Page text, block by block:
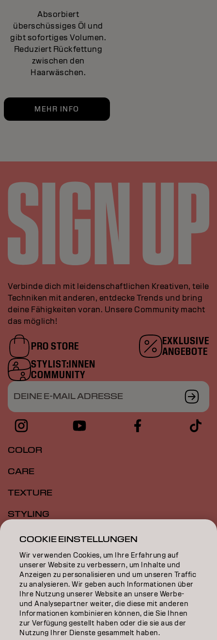
Absorbiert
überschüssiges Öl und
gibt sofortiges Volumen.
Reduziert Rückfettung
zwischen den
Haarwäschen.
MEHR INFO
Verbinde dich mit leidenschaftlichen Kreativen, teile
Techniken mit anderen, entdecke Trends und bring
deine Fähigkeiten voran. Unsere Community macht
das möglich!
PRO STORE
EXKLUSIVE
ANGEBOTE
STYLIST:INNEN
COMMUNITY
DEINE E-MAIL ADRESSE
COLOR
CARE
TEXTURE
STYLING
INSPIRATION
EDUCATION
ÜBER
SALON FINDER
PARTNER WERDEN
COOKIE EINSTELLUNGEN
Wir verwenden Cookies, um Ihre Erfahrung auf
unserer Website zu verbessern, um Inhalte und
Anzeigen zu personalisieren und um unseren Traffic
zu analysieren. Wir geben auch Informationen über
Ihre Nutzung unserer Website an unsere Werbe-
und Analysepartner weiter, die diese mit anderen
Informationen kombinieren können, die Sie Ihnen
zur Verfügung gestellt haben oder die sie aus der
Nutzung Ihrer Dienste gesammelt haben.